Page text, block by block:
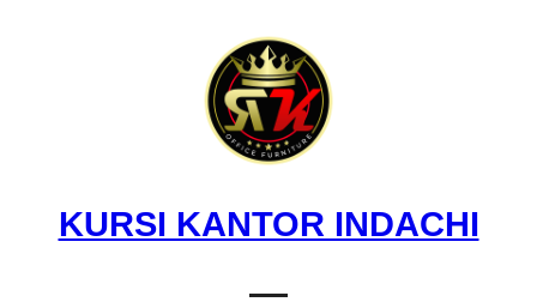
KURSI KANTOR INDACHI